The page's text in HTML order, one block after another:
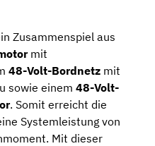
Zusammenspiel aus
mit
48-Volt-Bordnetz mit
sowie einem 48-Volt-
. Somit erreicht die
Systemleistung von
Mit dieser